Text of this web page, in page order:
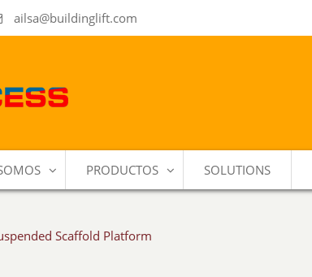
ailsa@buildinglift.com
PRODUCTOS SOLUTIONS
Scaffold Platform